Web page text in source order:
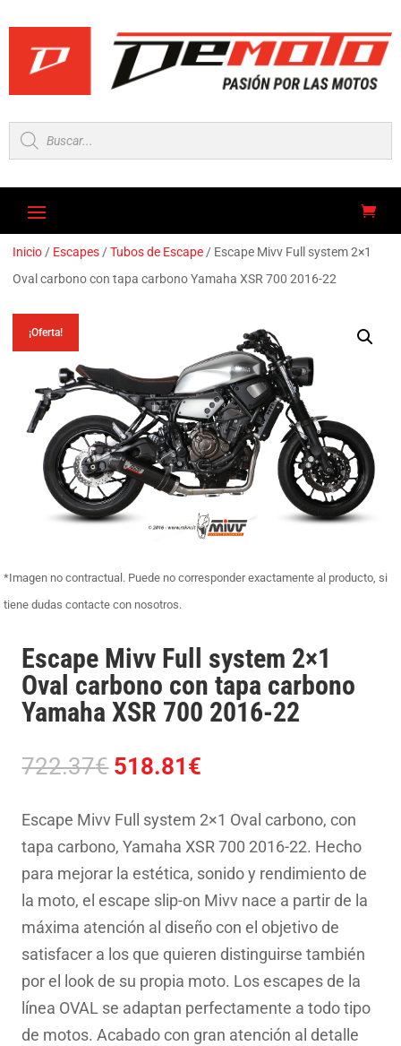
Búsqueda
de
productos
Inicio / Escapes /Tubos de Escape / Escape Mivv Full system 2×1
Oval carbono con tapa carbono Yamaha XSR 700 2016-22
¡Oferta!
*Imagen no contractual. Puede no corresponder exactamente al producto, si
tiene dudas contacte con nosotros.
Escape Mivv Full system 2×1
Oval carbono con tapa carbono
Yamaha XSR 700 2016-22
722.37€ El
original
era:
722.37€.
518.81€
actual
es:
518.81€.
Escape Mivv Full system 2×1 Oval carbono, con
tapa carbono, Yamaha XSR 700 2016-22. Hecho
para mejorar la estética, sonido y rendimiento de
la moto, el escape slip-on Mivv nace a partir de la
máxima atención al diseño con el objetivo de
satisfacer a los que quieren distinguirse también
por el look de su propia moto. Los escapes de la
línea OVAL se adaptan perfectamente a todo tipo
de motos. Acabado con gran atención al detalle